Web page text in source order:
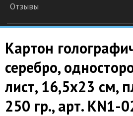
Отзывы
Картон
серебро,
лист, 16,5х23 см,
250 гр., арт. KN1-